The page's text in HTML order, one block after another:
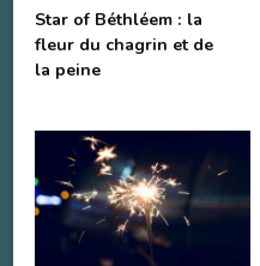
Star of Béthléem : la
fleur du chagrin et de
la peine